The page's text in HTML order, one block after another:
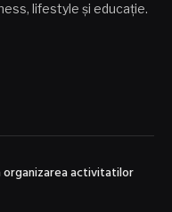
lifestyle și educație.
organizarea activitatilor